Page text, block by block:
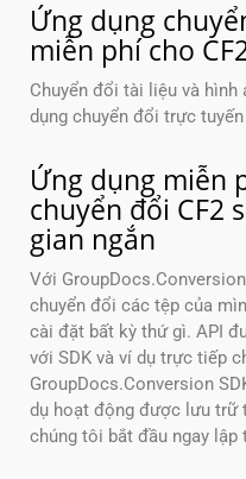
Ứng dụng
miễn phí cho
Chuyển đổi tài liệu và hình
dụng chuyển đổi trực
Ứng dụng miễn
chuyển đổi CF2
gian ngắn
Với
chuyển đổi các tệp của
cài đặt bất kỳ thứ gì. API
với SDK và ví dụ trực tiếp
GroupDocs.Conversion
dụ hoạt động được lưu trữ
chúng tôi bắt đầu ngay lập